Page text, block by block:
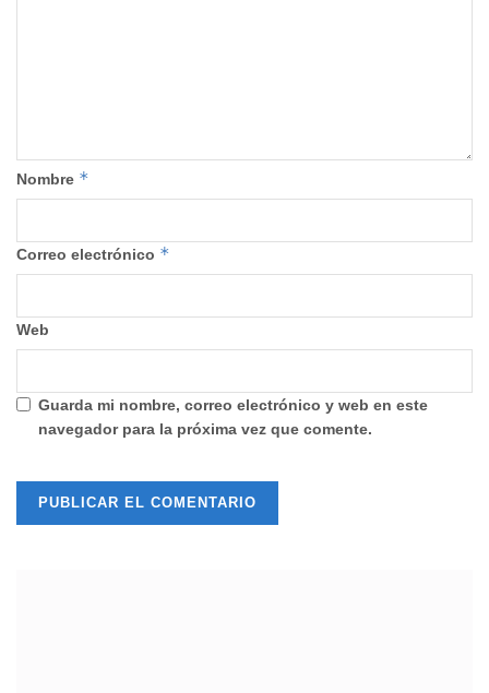
Nombre *
Correo electrónico *
Web
Guarda mi nombre, correo electrónico y web en este
navegador para la próxima vez que comente.